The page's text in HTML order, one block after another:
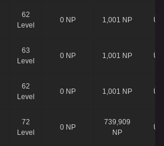
62
Level
0 NP 1,001 NP
63
Level
0 NP 1,001 NP
62
Level
0 NP 1,001 NP
72
Level
0 NP
739,909
NP